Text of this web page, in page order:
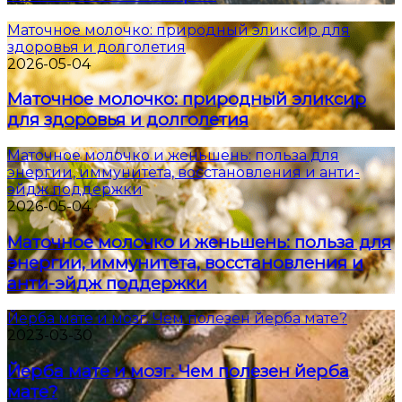
Маточное молочко: природный эликсир для
здоровья и долголетия
2026-05-04
Маточное молочко: природный эликсир
для здоровья и долголетия
Маточное молочко и женьшень: польза для
энергии, иммунитета, восстановления и анти-
эйдж поддержки
2026-05-04
Маточное молочко и женьшень: польза для
энергии, иммунитета, восстановления и
анти-эйдж поддержки
Йерба мате и мозг. Чем полезен йерба мате?
2023-03-30
Йерба мате и мозг. Чем полезен йерба
мате?